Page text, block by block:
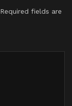
Required fields are